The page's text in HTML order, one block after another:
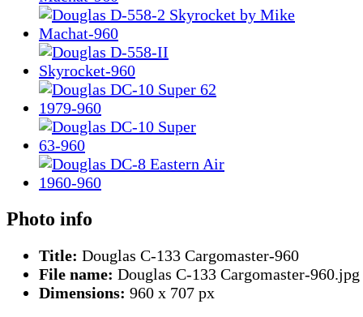
Photo info
Title: Douglas C-133 Cargomaster-960
File name: Douglas C-133 Cargomaster-960.jpg
Dimensions: 960 x 707 px